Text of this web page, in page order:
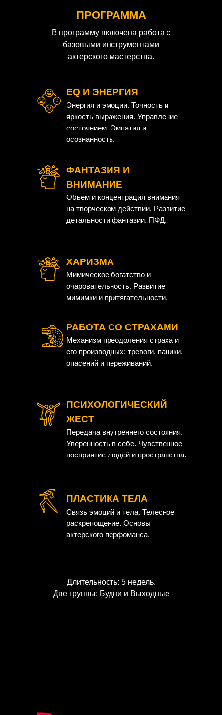
ПРОГРАММА
EQ И ЭНЕРГИЯ
ФАНТАЗИЯ И
ВНИМАНИЕ
РАБОТА СО СТРАХАМИ
ХАРИЗМА
ПСИХОЛОГИЧЕСКИЙ
ЖЕСТ
ПЛАСТИКА ТЕЛА
Энергия и эмоции. Точность и
яркость выражения. Управление
состоянием. Эмпатия и
осознанность.
Обьем и концентрация внимания
на творческом действии. Развитие
детальности фантазии. ПФД.
Механизм преодоления страха и
его производных: тревоги, паники,
опасений и переживаний.
Мимическое богатство и
очаровательность. Развитие
мимимки и притягательности.
Связь эмоций и тела. Телесное
раскрепощение. Основы
актерского перфоманса.
В программу включена работа с
базовыми инструментами
актерского мастерства.
Передача внутреннего состояния.
Уверенность в себе. Чувственное
восприятие людей и пространства.
Длительность: 5 недель.
Две группы: Будни и Выходные